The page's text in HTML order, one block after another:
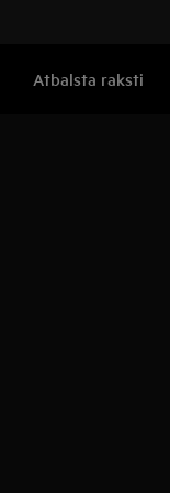
Atbalsta raksti